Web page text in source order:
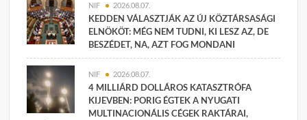
NIF 2026.08.07.
KEDDEN VÁLASZTJÁK AZ ÚJ KÖZTÁRSASÁGI
ELNÖKÖT: MÉG NEM TUDNI, KI LESZ AZ, DE
BESZÉDET, NA, AZT FOG MONDANI
NIF 2026.08.07.
4 MILLIÁRD DOLLÁROS KATASZTRÓFA
KIJEVBEN: PORIG ÉGTEK A NYUGATI
MULTINACIONÁLIS CÉGEK RAKTÁRAI,